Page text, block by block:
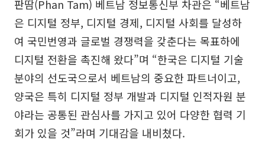
판땀(Phan Tam) 베트남 정보통신부 차관은 “베트남
은 디지털 정부, 디지털 경제, 디지털 사회를 달성하
여 국민번영과 글로벌 경쟁력을 갖춘다는 목표하에
디지털 전환을 촉진해 왔다”며 “한국은 디지털 기술
분야의 선도국으로서 베트남의 중요한 파트너이고,
양국은 특히 디지털 정부 개발과 디지털 인적자원 분
야라는 공통된 관심사를 가지고 있어 다양한 협력 기
회가 있을 것”라며 기대감을 내비쳤다.